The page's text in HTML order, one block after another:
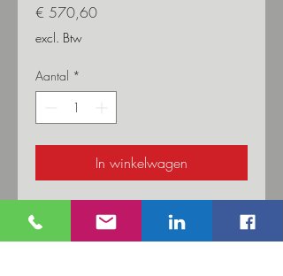
€ 570,60Prijs
excl. Btw
Aantal *
In winkelwagen
Bloc lames pour l'attendrisseur LB35 -
NSH